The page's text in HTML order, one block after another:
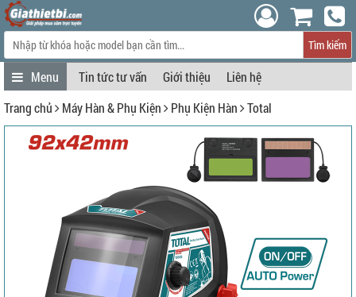
Tìm kiếm
Tin tức tư vấn Giới thiệu
Liên hệ
Trang chủ
Máy Hàn & Phụ Kiện Phụ Kiện Hàn Total